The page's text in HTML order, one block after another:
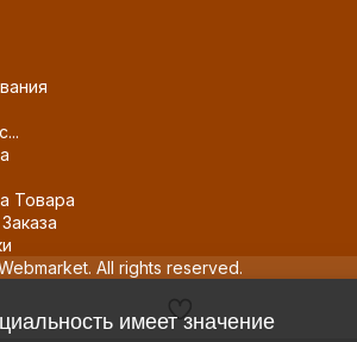
Товара
All rights reserved.
имеет значение